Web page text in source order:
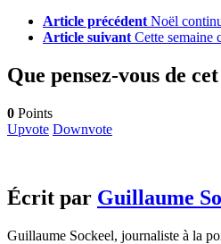
Article précédent Noël
Article suivant Cette semaine
Que pensez-vous de
0 Points
Upvote Downvote
Écrit par Guillaume
Guillaume Sockeel, journaliste à la